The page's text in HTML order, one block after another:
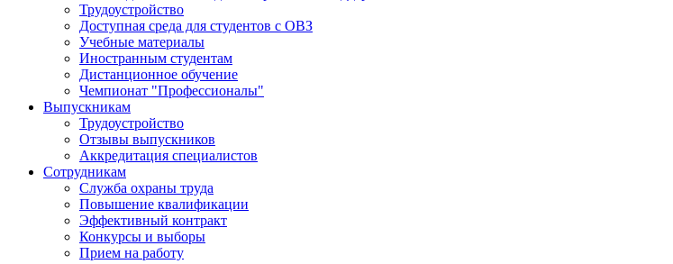
Трудоустройство
Доступная среда для студентов с ОВЗ
Учебные материалы
Иностранным студентам
Дистанционное обучение
Чемпионат "Профессионалы"
Выпускникам
Трудоустройство
Отзывы выпускников
Аккредитация специалистов
Сотрудникам
Служба охраны труда
Повышение квалификации
Эффективный контракт
Конкурсы и выборы
Прием на работу